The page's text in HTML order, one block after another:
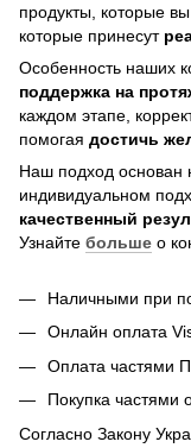
продукты, которые
которые принесут
Особенность наших
поддержка на
каждом этапе,
помогая достичь
Наш подход основан
индивидуальном
качественный
Узнайте больше о
Наличными при
Онлайн оплата
Оплата частями
Покупка частями
Согласно Закону